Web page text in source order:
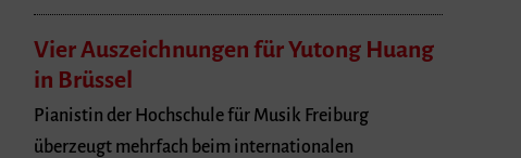
Vier Auszeichnungen für Yutong Huang
in Brüssel
Pianistin der Hochschule für Musik Freiburg
überzeugt mehrfach beim internationalen